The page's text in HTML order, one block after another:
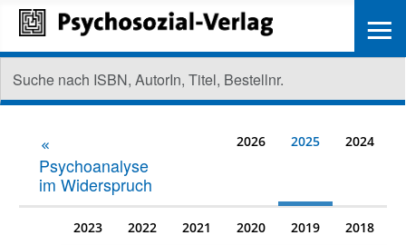
Psychoanalyse
im Widerspruch
2026 2025 2024
2023 2022 2021 2020 2019 2018
≡